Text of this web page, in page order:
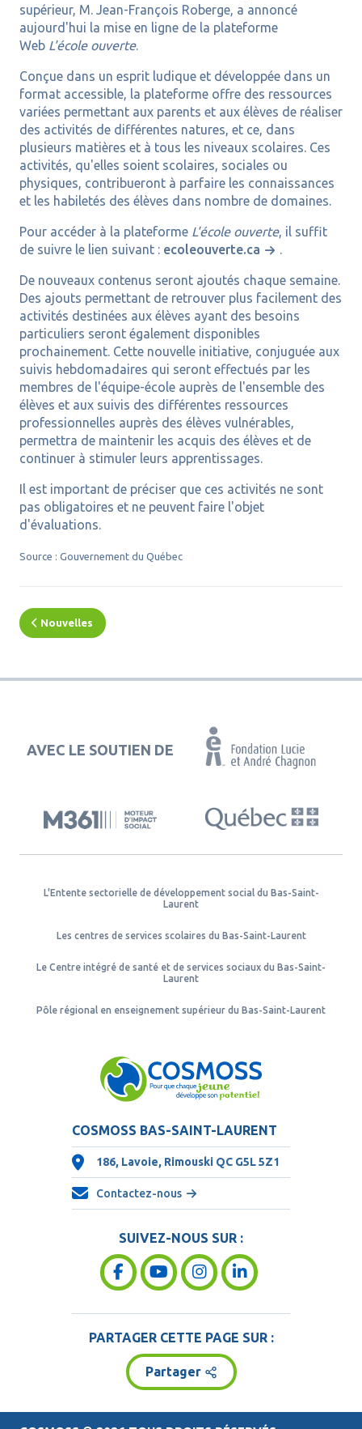
supérieur, M. Jean-François Roberge, a annoncé
aujourd'hui la mise en ligne de la plateforme
Web L'école ouverte.
Conçue dans un esprit ludique et développée dans un
format accessible, la plateforme offre des ressources
variées permettant aux parents et aux élèves de réaliser
des activités de différentes natures, et ce, dans
plusieurs matières et à tous les niveaux scolaires. Ces
activités, qu'elles soient scolaires, sociales ou
physiques, contribueront à parfaire les connaissances
et les habiletés des élèves dans nombre de domaines.
Pour accéder à la plateforme L'école ouverte, il suffit
de suivre le lien suivant : ecoleouverte.ca .
De nouveaux contenus seront ajoutés chaque semaine.
Des ajouts permettant de retrouver plus facilement des
activités destinées aux élèves ayant des besoins
particuliers seront également disponibles
prochainement. Cette nouvelle initiative, conjuguée aux
suivis hebdomadaires qui seront effectués par les
membres de l'équipe-école auprès de l'ensemble des
élèves et aux suivis des différentes ressources
professionnelles auprès des élèves vulnérables,
permettra de maintenir les acquis des élèves et de
continuer à stimuler leurs apprentissages.
Il est important de préciser que ces activités ne sont
pas obligatoires et ne peuvent faire l'objet
d'évaluations.
Source : Gouvernement du Québec
Nouvelles
AVEC LE SOUTIEN DE
L'Entente sectorielle de développement social du Bas-Saint-
Laurent
Les centres de services scolaires du Bas-Saint-Laurent
Le Centre intégré de santé et de services sociaux du Bas-Saint-
Laurent
Pôle régional en enseignement supérieur du Bas-Saint-Laurent
COSMOSS BAS-SAINT-LAURENT
186, Lavoie, Rimouski QC G5L 5Z1
Contactez-nous
SUIVEZ-NOUS SUR :
PARTAGER CETTE PAGE SUR :
Partager